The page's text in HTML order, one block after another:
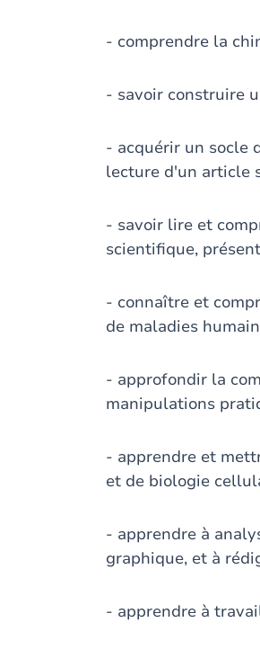
- comprendre la
- savoir construire
- acquérir un socle
lecture d'un article
- savoir lire et
scientifique,
- connaître et
de maladies
- approfondir la
manipulations
- apprendre et
et de biologie
- apprendre à
graphique, et à
- apprendre à